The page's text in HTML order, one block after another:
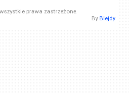
prawa zastrzeżone.
By Blejdy